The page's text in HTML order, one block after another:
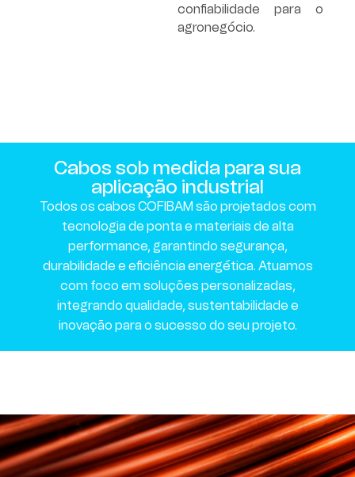
confiabilidade para o
agronegócio.
Cabos sob medida para sua
aplicação industrial
Todos os cabos COFIBAM são projetados com
tecnologia de ponta e materiais de alta
performance, garantindo segurança,
durabilidade e eficiência energética. Atuamos
com foco em soluções personalizadas,
integrando qualidade, sustentabilidade e
inovação para o sucesso do seu projeto.